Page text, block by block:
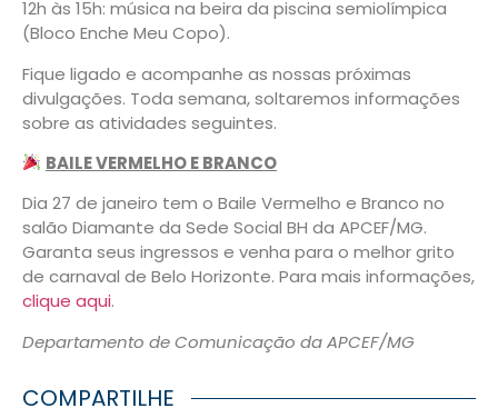
12h às 15h: música na beira da piscina semiolímpica
(Bloco Enche Meu Copo).
Fique ligado e acompanhe as nossas próximas
divulgações. Toda semana, soltaremos informações
sobre as atividades seguintes.
BAILE VERMELHO E BRANCO
Dia 27 de janeiro tem o Baile Vermelho e Branco no
salão Diamante da Sede Social BH da APCEF/MG.
Garanta seus ingressos e venha para o melhor grito
de carnaval de Belo Horizonte. Para mais informações,
clique aqui.
Departamento de Comunicação da APCEF/MG
COMPARTILHE